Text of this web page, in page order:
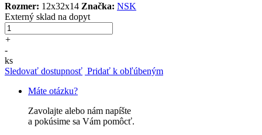
Rozmer: 12x32x14 Značka: NSK
Externý sklad na dopyt
+
-
ks
Sledovať dostupnosť Pridať k obľúbeným
Máte otázku?
Zavolajte alebo nám napíšte
a pokúsime sa Vám pomôcť.